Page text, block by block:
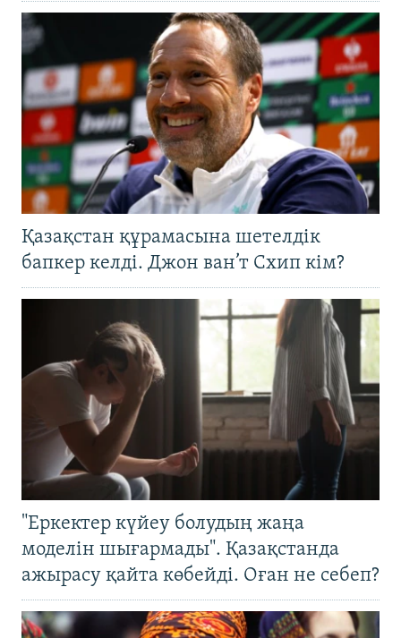
Қазақстан құрамасына шетелдік
бапкер келді. Джон ван’т Схип кім?
"Еркектер күйеу болудың жаңа
моделін шығармады". Қазақстанда
ажырасу қайта көбейді. Оған не себеп?